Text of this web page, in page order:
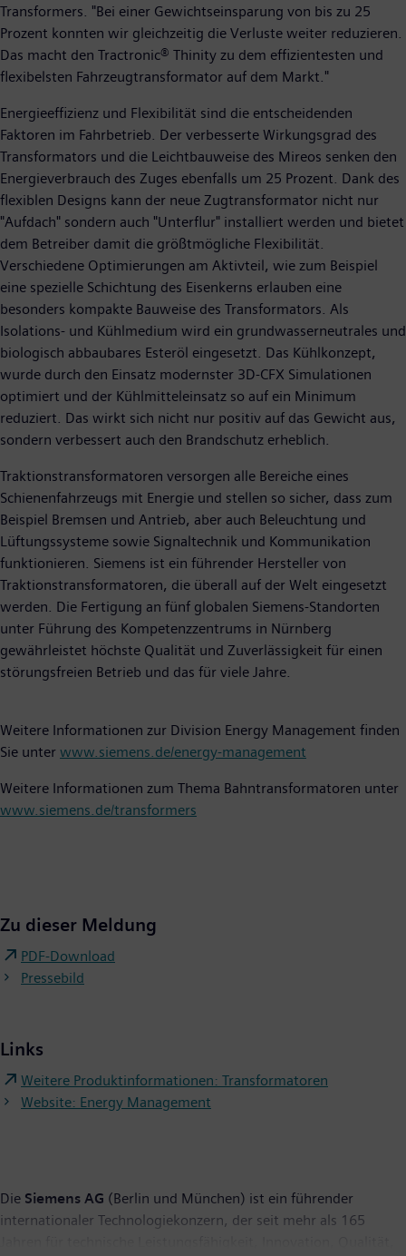
Transformers. "Bei einer Gewichtseinsparung von bis zu 25
Prozent konnten wir gleichzeitig die Verluste weiter reduzieren.
Das macht den Tractronic® Thinity zu dem effizientesten und
flexibelsten Fahrzeugtransformator auf dem Markt."
Energieeffizienz und Flexibilität sind die entscheidenden
Faktoren im Fahrbetrieb. Der verbesserte Wirkungsgrad des
Transformators und die Leichtbauweise des Mireos senken den
Energieverbrauch des Zuges ebenfalls um 25 Prozent. Dank des
flexiblen Designs kann der neue Zugtransformator nicht nur
"Aufdach" sondern auch "Unterflur" installiert werden und bietet
dem Betreiber damit die größtmögliche Flexibilität.
Verschiedene Optimierungen am Aktivteil, wie zum Beispiel
eine spezielle Schichtung des Eisenkerns erlauben eine
besonders kompakte Bauweise des Transformators. Als
Isolations- und Kühlmedium wird ein grundwasserneutrales und
biologisch abbaubares Esteröl eingesetzt. Das Kühlkonzept,
wurde durch den Einsatz modernster 3D-CFX Simulationen
optimiert und der Kühlmitteleinsatz so auf ein Minimum
reduziert. Das wirkt sich nicht nur positiv auf das Gewicht aus,
sondern verbessert auch den Brandschutz erheblich.
Traktionstransformatoren versorgen alle Bereiche eines
Schienenfahrzeugs mit Energie und stellen so sicher, dass zum
Beispiel Bremsen und Antrieb, aber auch Beleuchtung und
Lüftungssysteme sowie Signaltechnik und Kommunikation
funktionieren. Siemens ist ein führender Hersteller von
Traktionstransformatoren, die überall auf der Welt eingesetzt
werden. Die Fertigung an fünf globalen Siemens-Standorten
unter Führung des Kompetenzzentrums in Nürnberg
gewährleistet höchste Qualität und Zuverlässigkeit für einen
störungsfreien Betrieb und das für viele Jahre.
Weitere Informationen zur Division Energy Management finden
Sie unter www.siemens.de/energy-management
Weitere Informationen zum Thema Bahntransformatoren unter
www.siemens.de/transformers
Zu dieser Meldung
PDF-Download
Pressebild
Links
Weitere Produktinformationen: Transformatoren
Website: Energy Management
Die Siemens AG (Berlin und München) ist ein führender
internationaler Technologiekonzern, der seit mehr als 165